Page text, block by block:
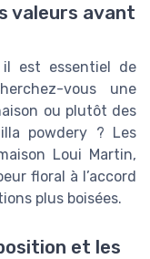
valeurs avant
est essentiel de
vous une
ou plutôt des
powdery ? Les
Loui Martin,
floral à l’accord
plus boisées.
et les